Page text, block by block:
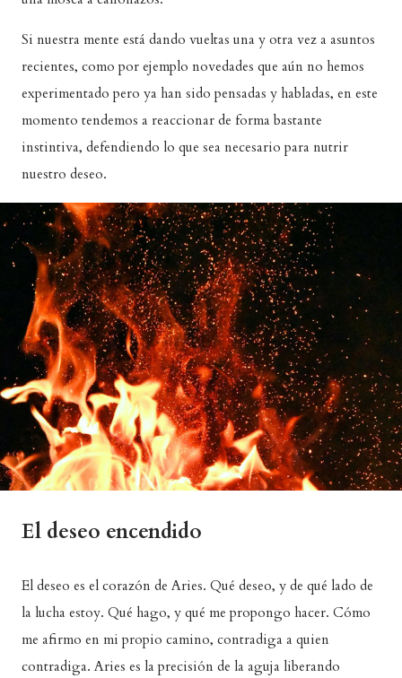
Si nuestra mente está dando vueltas una y otra vez a asuntos
recientes, como por ejemplo novedades que aún no hemos
experimentado pero ya han sido pensadas y habladas, en este
momento tendemos a reaccionar de forma bastante
instintiva, defendiendo lo que sea necesario para nutrir
nuestro deseo.
El deseo encendido
El deseo es el corazón de Aries. Qué deseo, y de qué lado de
la lucha estoy. Qué hago, y qué me propongo hacer. Cómo
me afirmo en mi propio camino, contradiga a quien
contradiga. Aries es la precisión de la aguja liberando